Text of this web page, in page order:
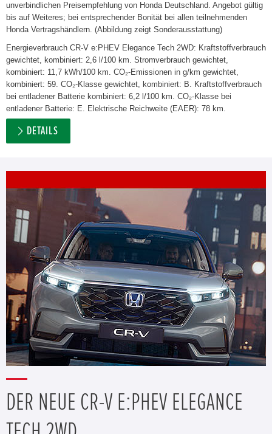
unverbindlichen Preisempfehlung von Honda Deutschland. Angebot gültig
bis auf Weiteres; bei entsprechender Bonität bei allen teilnehmenden
Honda Vertragshändlern. (Abbildung zeigt Sonderausstattung)
Energieverbrauch CR-V e:PHEV Elegance Tech 2WD: Kraftstoffverbrauch
gewichtet, kombiniert: 2,6 l/100 km. Stromverbrauch gewichtet,
kombiniert: 11,7 kWh/100 km. CO₂-Emissionen in g/km gewichtet,
kombiniert: 59. CO₂-Klasse gewichtet, kombiniert: B. Kraftstoffverbrauch
bei entladener Batterie kombiniert: 6,2 l/100 km. CO₂-Klasse bei
entladener Batterie: E. Elektrische Reichweite (EAER): 78 km.
DETAILS
DER NEUE CR-V E:PHEV ELEGANCE